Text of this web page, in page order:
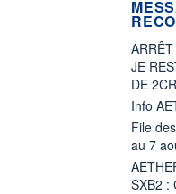
JE
DE
Info
File
au 7
SXB2 :